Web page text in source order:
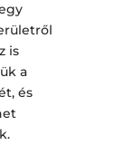
is
a
és